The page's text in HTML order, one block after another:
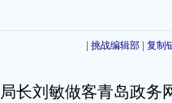
挑战编辑部 复制
长刘敏做客青岛政务